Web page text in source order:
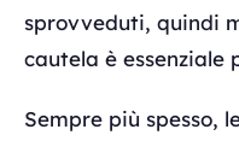
sprovveduti, quindi
cautela è essenziale
Sempre più spesso,